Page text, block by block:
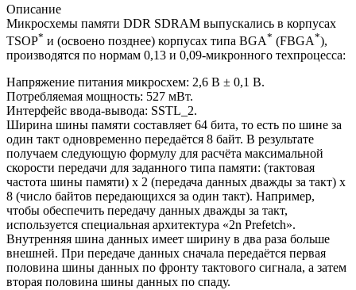
Описание
Микросхемы памяти DDR SDRAM выпускались в корпусах
TSOP* и (освоено позднее) корпусах типа BGA* (FBGA*),
производятся по нормам 0,13 и 0,09-микронного техпроцесса:
Напряжение питания микросхем: 2,6 В ± 0,1 В.
Потребляемая мощность: 527 мВт.
Интерфейс ввода-вывода: SSTL_2.
Ширина шины памяти составляет 64 бита, то есть по шине за
один такт одновременно передаётся 8 байт. В результате
получаем следующую формулу для расчёта максимальной
скорости передачи для заданного типа памяти: (тактовая
частота шины памяти) x 2 (передача данных дважды за такт) x
8 (число байтов передающихся за один такт). Например,
чтобы обеспечить передачу данных дважды за такт,
используется специальная архитектура «2n Prefetch».
Внутренняя шина данных имеет ширину в два раза больше
внешней. При передаче данных сначала передаётся первая
половина шины данных по фронту тактового сигнала, а затем
вторая половина шины данных по спаду.